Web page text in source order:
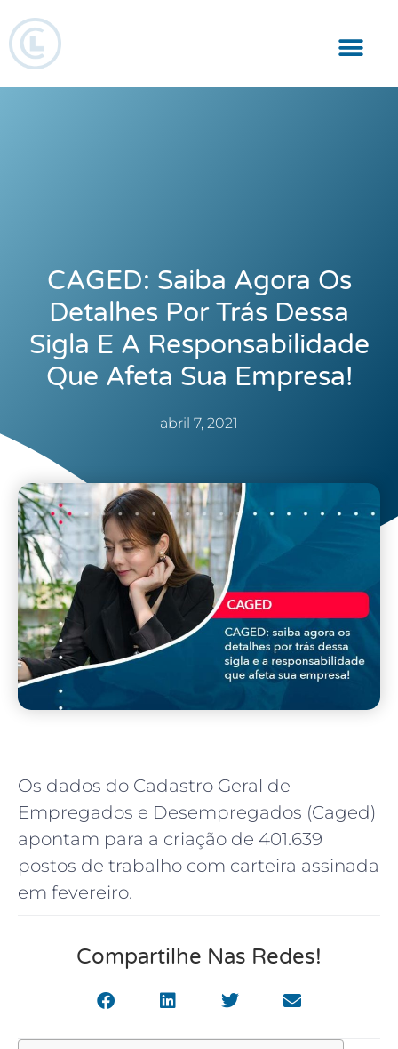
CAGED: Saiba Agora Os
Detalhes Por Trás Dessa
Sigla E A Responsabilidade
Que Afeta Sua Empresa!
abril 7, 2021
Os dados do Cadastro Geral de
Empregados e Desempregados (Caged)
apontam para a criação de 401.639
postos de trabalho com carteira assinada
em fevereiro.
Compartilhe Nas Redes!